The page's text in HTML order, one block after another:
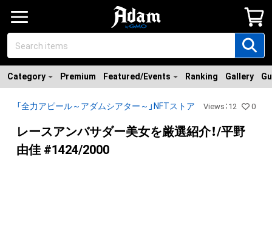
Category Premium Featured/Events Ranking Gallery
「全力アピール～アダムシアター～」NFTストア Views ： 12 0
レースアンバサダー美女を厳選紹介！/平野
由佳 #1424/2000